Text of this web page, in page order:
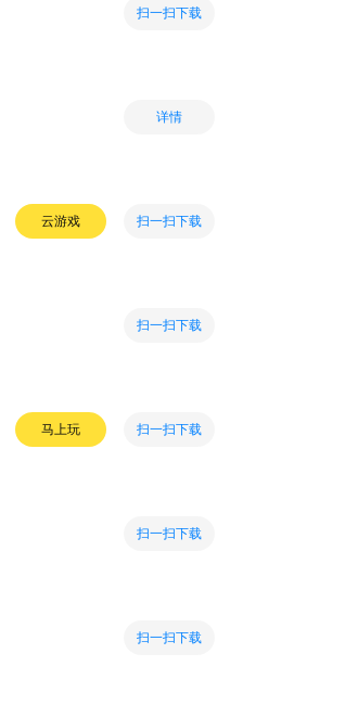
扫一扫下载
详情
云游戏 扫一扫下载
扫一扫下载
马上玩 扫一扫下载
扫一扫下载
扫一扫下载